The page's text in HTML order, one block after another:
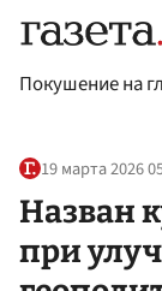
Покушение на
19 марта 2026
Назван
при